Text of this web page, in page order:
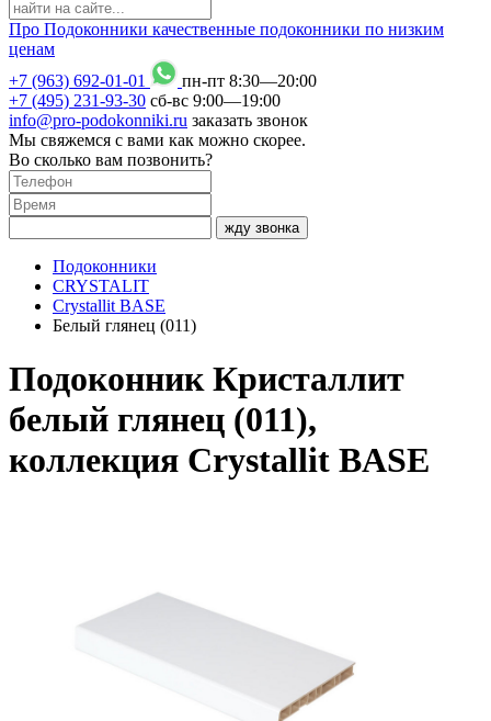
Про Подоконники качественные подоконники по низким
ценам
+7 (963) 692-01-01
пн-пт 8:30—20:00
+7 (495) 231-93-30 сб-вс 9:00—19:00
info@pro-podokonniki.ru заказать звонок
Мы свяжемся с вами как можно скорее.
Во сколько вам позвонить?
жду звонка
Подоконники
CRYSTALIT
Crystallit BASE
Белый глянец (011)
Подоконник Кристаллит
белый глянец (011),
коллекция Crystallit BASE